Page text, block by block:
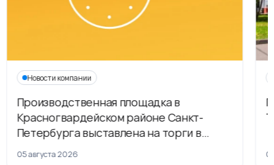
Новости компании
Производственная площадка в
Красногвардейском районе Санкт-
Петербурга выставлена на торги в
рамках приватизации
05 августа 2026